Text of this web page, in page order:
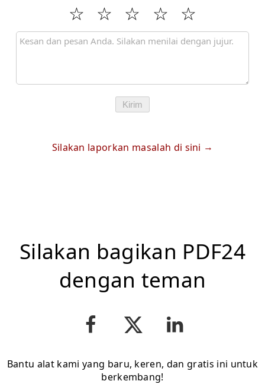
Kirim
Silakan laporkan masalah di sini
Silakan bagikan PDF24
dengan teman
Bantu alat kami yang baru, keren, dan gratis ini untuk
berkembang!